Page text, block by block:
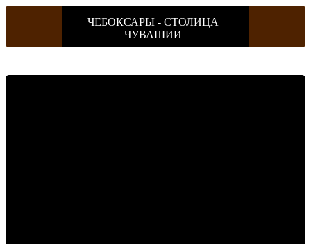
ЧЕБОКСАРЫ - СТОЛИЦА
ЧУВАШИИ